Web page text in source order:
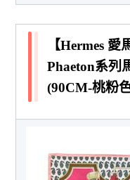
【Hermes 愛
Phaeton系列
(90CM-桃粉